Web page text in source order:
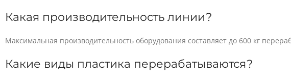
Какая производительность линии?
Максимальная производительность оборудования составляет до 600 кг
Какие виды пластика перерабатываются?